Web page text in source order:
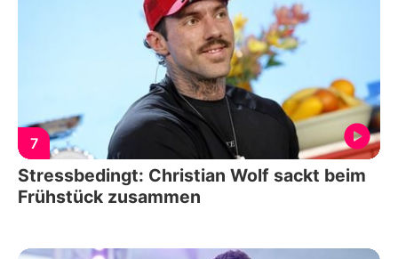
7
Stressbedingt: Christian Wolf sackt beim
Frühstück zusammen